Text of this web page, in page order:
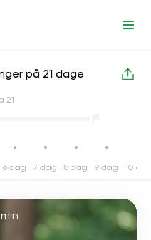
på 21 dage
21
6 dag 7 dag 8 dag 9 dag 10